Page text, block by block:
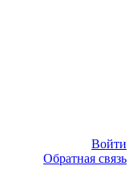
Войти
Обратная связь